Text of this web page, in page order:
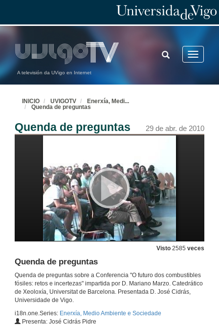
A televisión da UVigo en Internet
Toggle
TOGGLE
SEARCH
INICIO UVIGOTV Enerxía, Medi...
Quenda de preguntas
Quenda de preguntas 29 de abr. de 2010
Visto 2585 veces
Quenda de preguntas
Quenda de preguntas sobre a Conferencia "O futuro dos combustibles
fósiles: retos e incertezas" impartida por D. Mariano Marzo. Catedrático
de Xeoloxía, Universitat de Barcelona. Presentada D. José Cidrás,
Universidade de Vigo.
i18n.one.Series: Enerxía, Medio Ambiente e Sociedade
Presenta: José Cidrás Pidre
Inaguración
22 de abr. de 2010
22 de abr. de 2010
22 de abr. de 2010
Un novo clima para a política enerxética
23 de abr. de 2010